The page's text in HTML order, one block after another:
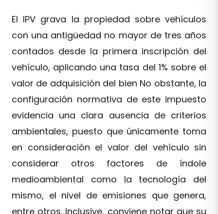
El IPV grava la propiedad sobre vehículos
con una antigüedad no mayor de tres años
contados desde la primera inscripción del
vehículo, aplicando una tasa del 1% sobre el
valor de adquisición del bien No obstante, la
configuración normativa de este impuesto
evidencia una clara ausencia de criterios
ambientales, puesto que únicamente toma
en consideración el valor del vehículo sin
considerar otros factores de índole
medioambiental como la tecnología del
mismo, el nivel de emisiones que genera,
entre otros. Inclusive, conviene notar que su